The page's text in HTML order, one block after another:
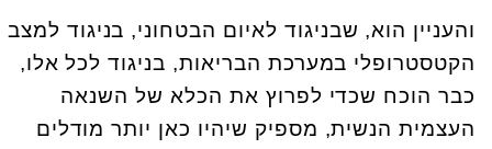
והעניין הוא, שבניגוד לאיום הבטחוני, בניגוד למצב
הקטסטרופלי במערכת הבריאות, בניגוד לכל אלו,
כבר הוכח שכדי לפרוץ את הכלא של השנאה
העצמית הנשית, מספיק שיהיו כאן יותר מודלים